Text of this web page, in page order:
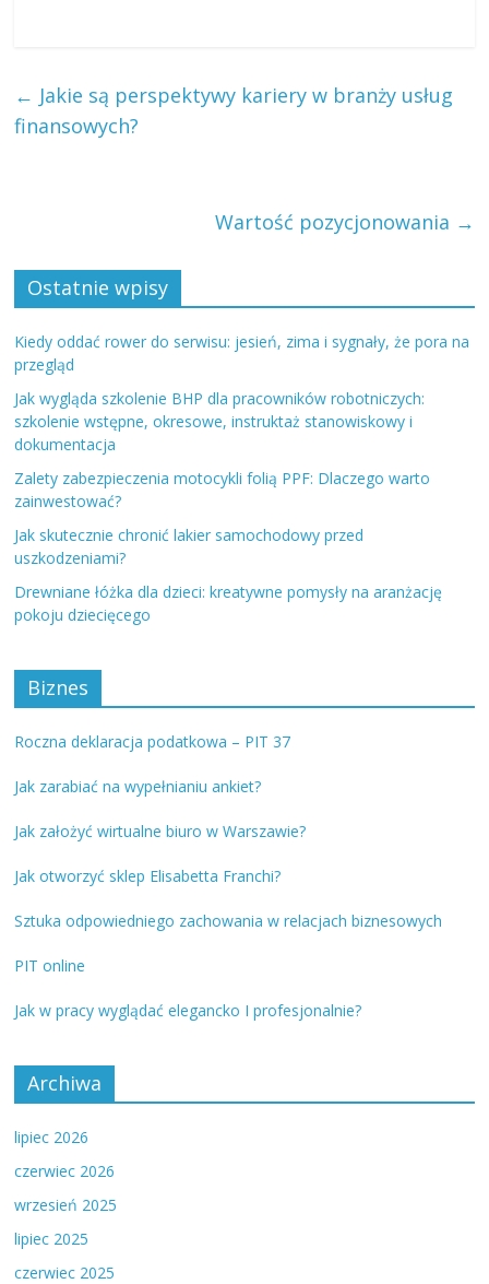
← Jakie są perspektywy kariery w branży usług
finansowych?
Wartość pozycjonowania →
Ostatnie wpisy
Kiedy oddać rower do serwisu: jesień, zima i sygnały, że pora na
przegląd
Jak wygląda szkolenie BHP dla pracowników robotniczych:
szkolenie wstępne, okresowe, instruktaż stanowiskowy i
dokumentacja
Zalety zabezpieczenia motocykli folią PPF: Dlaczego warto
zainwestować?
Jak skutecznie chronić lakier samochodowy przed
uszkodzeniami?
Drewniane łóżka dla dzieci: kreatywne pomysły na aranżację
pokoju dziecięcego
Biznes
Roczna deklaracja podatkowa – PIT 37
Jak zarabiać na wypełnianiu ankiet?
Jak założyć wirtualne biuro w Warszawie?
Jak otworzyć sklep Elisabetta Franchi?
Sztuka odpowiedniego zachowania w relacjach biznesowych
PIT online
Jak w pracy wyglądać elegancko I profesjonalnie?
Archiwa
lipiec 2026
czerwiec 2026
wrzesień 2025
lipiec 2025
czerwiec 2025